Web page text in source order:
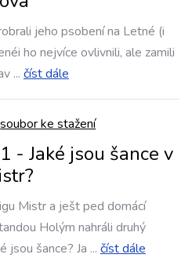
jeho psobení na Letné (i
ho nejvíce ovlivnili, ale zamili
... číst dále
soubor ke stažení
- Jaké jsou šance v
Mistr a ješt ped domácí
Holým nahráli druhý
jsou šance? Ja ... číst dále